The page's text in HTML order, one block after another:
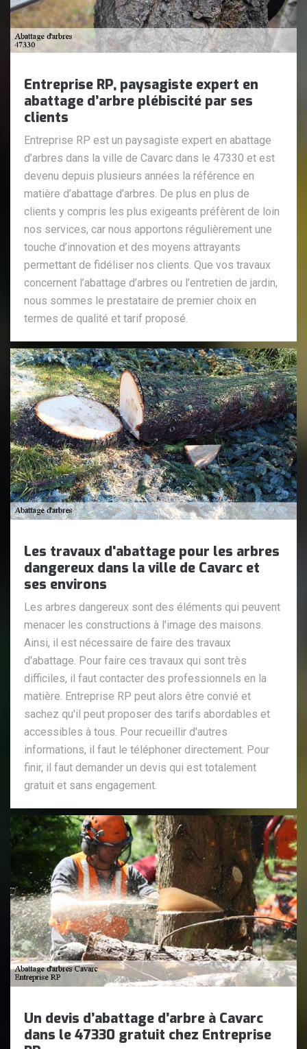
Entreprise RP, paysagiste expert en
abattage d’arbre plébiscité par ses
clients
Entreprise RP est un paysagiste expert en abattage
d’arbres dans la ville de Cavarc dans le 47330 et est
devenu depuis plusieurs années la référence en
matière d’abattage d’arbres. De plus en plus de
clients y compris les plus exigeants préfèrent de loin
nos services, car nous apportons régulièrement une
touche d’innovation et des moyens attrayants
permettant de fidéliser nos clients. Que vos travaux
concernent l’abattage d’arbres ou l’entretien de jardin,
nous sommes le prestataire de premier choix en
termes de qualité et tarif proposé.
Les travaux d'abattage pour les arbres
dangereux dans la ville de Cavarc et
ses environs
Les arbres dangereux sont des éléments qui peuvent
menacer les constructions à l'image des maisons.
Ainsi, il est nécessaire de faire des travaux
d'abattage. Pour faire ces travaux qui sont très
difficiles, il faut contacter des professionnels en la
matière. Entreprise RP peut alors être convié et
sachez qu'il peut proposer des tarifs abordables et
accessibles à tous. Pour recueillir d'autres
informations, il faut le téléphoner directement. Pour
finir, il faut demander un devis qui est totalement
gratuit et sans engagement.
Un devis d’abattage d’arbre à Cavarc
dans le 47330 gratuit chez Entreprise